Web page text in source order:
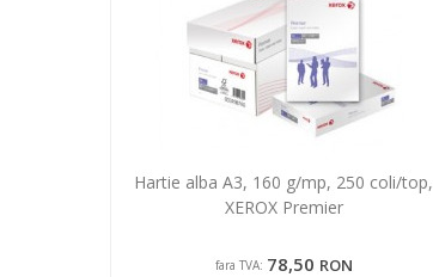
Hartie alba A3, 160 g/mp, 250 coli/top,
XEROX Premier
fara TVA: 78,50 RON